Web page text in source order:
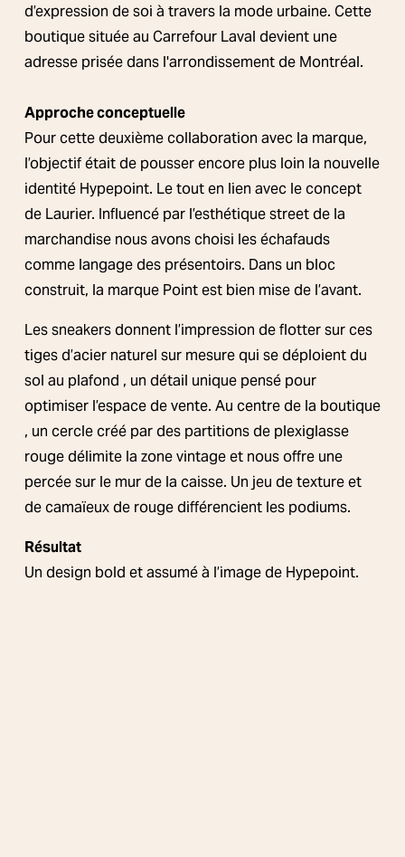
d’expression de soi à travers la mode urbaine. Cette
boutique située au Carrefour Laval devient une
adresse prisée dans l'arrondissement de Montréal.
Approche conceptuelle
Pour cette deuxième collaboration avec la marque,
l’objectif était de pousser encore plus loin la nouvelle
identité Hypepoint. Le tout en lien avec le concept
de Laurier. Influencé par l’esthétique street de la
marchandise nous avons choisi les échafauds
comme langage des présentoirs. Dans un bloc
construit, la marque Point est bien mise de l’avant.
Les sneakers donnent l’impression de flotter sur ces
tiges d’acier naturel sur mesure qui se déploient du
sol au plafond , un détail unique pensé pour
optimiser l’espace de vente. Au centre de la boutique
, un cercle créé par des partitions de plexiglasse
rouge délimite la zone vintage et nous offre une
percée sur le mur de la caisse. Un jeu de texture et
de camaïeux de rouge différencient les podiums.
Résultat
Un design bold et assumé à l’image de Hypepoint.